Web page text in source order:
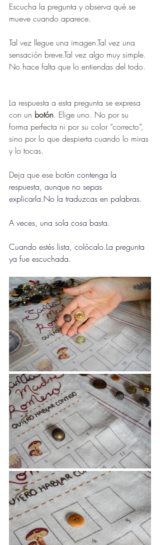
Escucha la pregunta y observa qué se
mueve cuando aparece.
Tal vez llegue una imagen.Tal vez una
sensación breve.Tal vez algo muy simple.
No hace falta que lo entiendas del todo.
La respuesta a esta pregunta se expresa
con un botón. Elige uno. No por su
forma perfecta ni por su color “correcto”,
sino por lo que despierta cuando lo miras
y lo tocas.
Deja que ese botón contenga la
respuesta, aunque no sepas
explicarla.No la traduzcas en palabras.
A veces, una sola cosa basta.
Cuando estés lista, colócalo.La pregunta
ya fue escuchada.